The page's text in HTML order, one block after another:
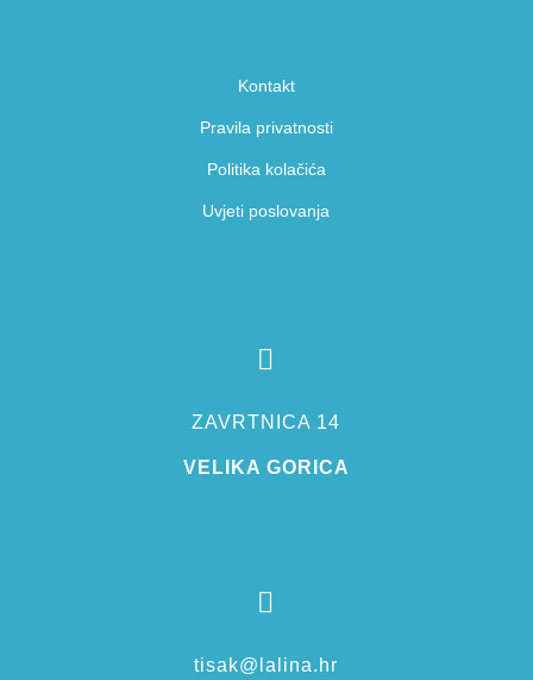
Kontakt
Pravila privatnosti
Politika kolačića
Uvjeti poslovanja

ZAVRTNICA 14
VELIKA GORICA

tisak@lalina.hr